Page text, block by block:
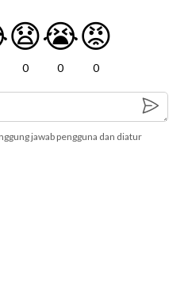
😧
0
😭
0
😡
0
jawab pengguna dan diatur